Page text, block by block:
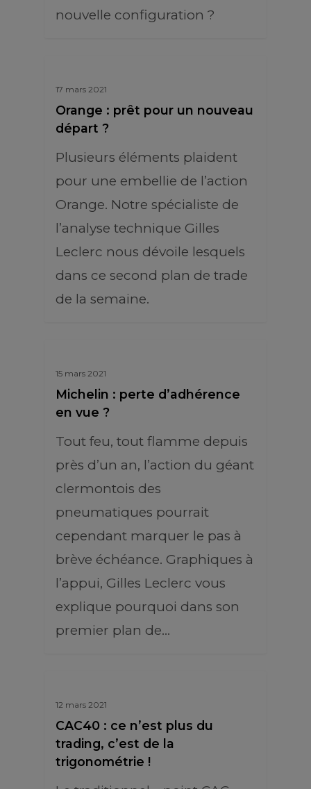
nouvelle configuration ?
17 mars 2021
Orange : prêt pour un nouveau
départ ?
Plusieurs éléments plaident
pour une embellie de l’action
Orange. Notre spécialiste de
l’analyse technique Gilles
Leclerc nous dévoile lesquels
dans ce second plan de trade
de la semaine.
15 mars 2021
Michelin : perte d’adhérence
en vue ?
Tout feu, tout flamme depuis
près d’un an, l’action du géant
clermontois des
pneumatiques pourrait
cependant marquer le pas à
brève échéance. Graphiques à
l’appui, Gilles Leclerc vous
explique pourquoi dans son
premier plan de…
12 mars 2021
CAC40 : ce n’est plus du
trading, c’est de la
trigonométrie !